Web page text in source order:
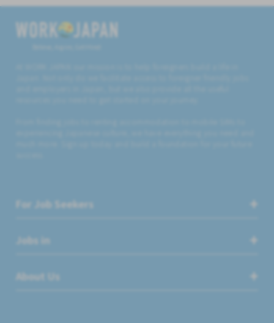
For Job Seekers
Jobs in
About Us